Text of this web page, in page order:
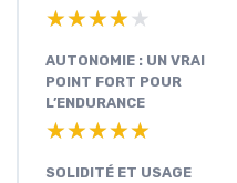
★★★★★
★★★★★
AUTONOMIE : UN VRAI
POINT FORT POUR
L’ENDURANCE
★★★★★
★★★★★
SOLIDITÉ ET USAGE